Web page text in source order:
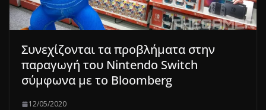
Συνεχίζονται τα προβλήματα στην
παραγωγή του Nintendo Switch
σύμφωνα με το Bloomberg
12/05/2020